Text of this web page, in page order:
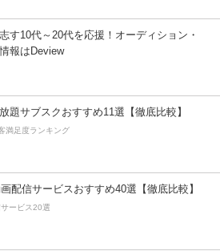
す10代～20代を応援！オーディション・
報はDeview
題サブスクおすすめ11選【徹底比較】
満足度ランキング
配信サービスおすすめ40選【徹底比較】
ービス20選